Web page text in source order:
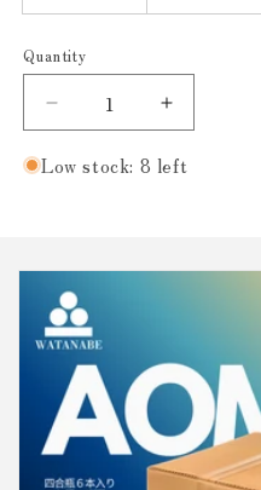
Quantity
Decrease
quantity
for
Black
Increase
quantity
for
Black
Low stock: 8 left